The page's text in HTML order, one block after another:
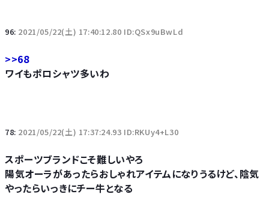
96: 2021/05/22(土) 17:40:12.80 ID:QSx9uBwLd
>>68
ワイもポロシャツ多いわ
78: 2021/05/22(土) 17:37:24.93 ID:RKUy4+L30
スポーツブランドこそ難しいやろ
陽気オーラがあったらおしゃれアイテムになりうるけど、陰気
やったらいっきにチー牛となる